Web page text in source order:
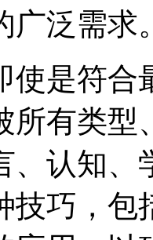
广泛需求
使是符合
所有类型
、认知、
技巧，包